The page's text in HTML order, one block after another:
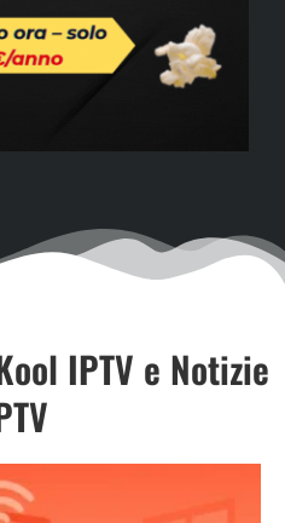
IPTV e Notizie